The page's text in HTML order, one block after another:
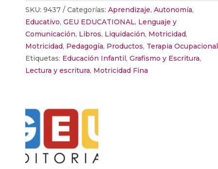
SKU: 9437 Categorías: Aprendizaje, Autonomía,
Educativo, GEU EDUCATIONAL, Lenguaje y
Comunicación, Libros, Liquidación, Motricidad,
Motricidad, Pedagogía, Productos, Terapia Ocupacional
Etiquetas: Educación Infantil, Grafismo y Escritura,
Lectura y escritura, Motricidad Fina